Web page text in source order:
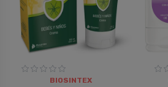
BIOSINTEX